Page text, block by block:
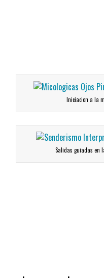
Iniciacion a la
Salidas guiadas en